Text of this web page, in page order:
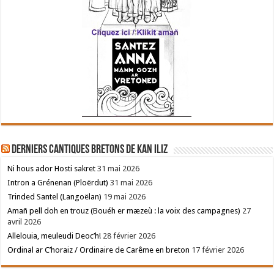
Derniers cantiques bretons de Kan Iliz
Ni hous ador Hosti sakret 31 mai 2026
Intron a Grénenan (Ploërdut) 31 mai 2026
Trinded Santel (Langoëlan) 19 mai 2026
Amañ pell doh en trouz (Bouéh er mæzeù : la voix des campagnes) 27
avril 2026
Allelouia, meuleudi Deoc’h! 28 février 2026
Ordinal ar C’horaiz / Ordinaire de Carême en breton 17 février 2026